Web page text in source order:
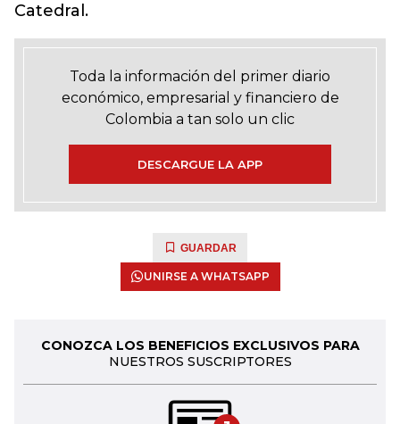
Catedral.
Toda la información del primer diario
económico, empresarial y financiero de
Colombia a tan solo un clic
DESCARGUE LA APP
GUARDAR
UNIRSE A WHATSAPP
CONOZCA LOS BENEFICIOS EXCLUSIVOS PARA
NUESTROS SUSCRIPTORES